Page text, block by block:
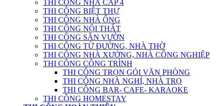
THI CÔNG NHÀ CẤP 4
THI CÔNG BIỆT THỰ
THI CÔNG NHÀ ỐNG
THI CÔNG NỘI THẤT
THI CÔNG SÂN VƯỜN
THI CÔNG TỪ ĐƯỜNG, NHÀ THỜ
THI CÔNG NHÀ XƯỞNG, NHÀ CÔNG NGHIỆP
THI CÔNG CÔNG TRÌNH
THI CÔNG TRỌN GÓI VĂN PHÒNG
THI CÔNG NHÀ NGHỈ, NHÀ TRỌ
THI CÔNG BAR- CAFE- KARAOKE
THI CÔNG HOMESTAY